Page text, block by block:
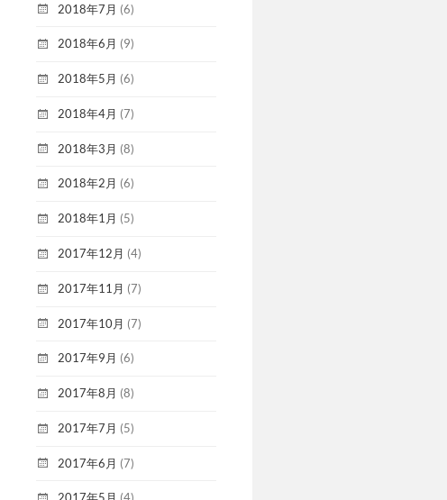
2018年7月 (6)
2018年6月 (9)
2018年5月 (6)
2018年4月 (7)
2018年3月 (8)
2018年2月 (6)
2018年1月 (5)
2017年12月 (4)
2017年11月 (7)
2017年10月 (7)
2017年9月 (6)
2017年8月 (8)
2017年7月 (5)
2017年6月 (7)